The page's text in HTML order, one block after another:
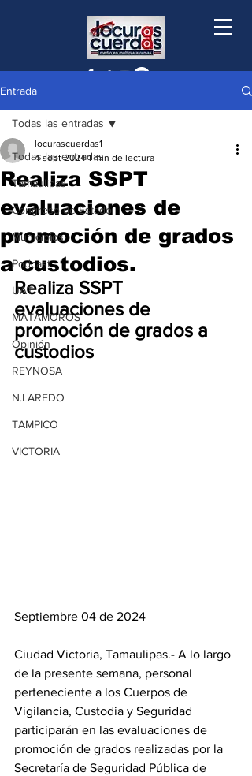
Entrada
Todas las entradas
Tamaulipas
Congreso de Estado
Municipios
Podcast
UAT
MATAMOROS
Opinión
REYNOSA
N.LAREDO
TAMPICO
VICTORIA
Todas las entradas
Realiza SSPT
evaluaciones de
promoción de grados
a custodios.
locurascuerdas1
4 sept 2024 1 min de lectura
Realiza SSPT
evaluaciones de
promoción de grados a
custodios
Septiembre 04 de 2024
Ciudad Victoria, Tamaulipas.- A lo largo
de la presente semana, personal
perteneciente a los Cuerpos de
Vigilancia, Custodia y Seguridad
participarán en las evaluaciones de
promoción de grados realizadas por la
Secretaría de Seguridad Pública de